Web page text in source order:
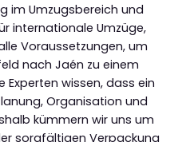
im Umzugsbereich und
internationale Umzüge,
Voraussetzungen, um
nach Jaén zu einem
Experten wissen, dass ein
Organisation und
kümmern wir uns um
sorgfältigen Verpackung